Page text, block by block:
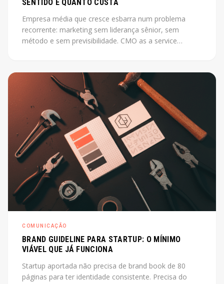
SENTIDO E QUANTO CUSTA
Empresa média que cresce esbarra num problema
recorrente: marketing sem liderança sênior, sem
método e sem previsibilidade. CMO as a service
quanto custa na prática.
COMUNICAÇÃO
BRAND GUIDELINE PARA STARTUP: O MÍNIMO
VIÁVEL QUE JÁ FUNCIONA
Startup aportada não precisa de brand book de 80
páginas para ter identidade consistente. Precisa do